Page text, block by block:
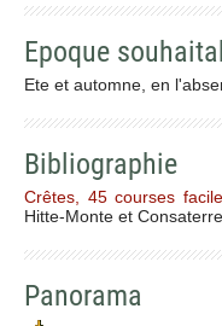
Epoque
Ete et automne, en
Bibliographie
Crêtes, 45 courses
Hitte-Monte et Consaterre
Panorama